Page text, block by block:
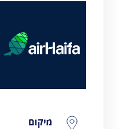
פרטי התקשרות
מיקום